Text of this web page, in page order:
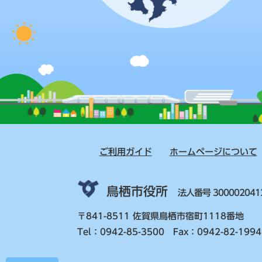
ご利用ガイド ホームページについて
鳥栖市役所 法人番号
〒841-8511 佐賀県鳥栖市宿町1118番地
Tel：0942-85-3500 Fax：0942-82-1994